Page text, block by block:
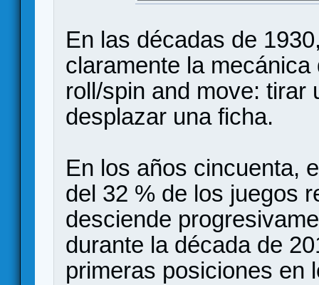
En las décadas de
claramente la
roll/spin and move: tirar
desplazar una ficha.
En los años cincuenta,
del 32 % de los juegos
desciende
durante la década de
primeras posiciones en